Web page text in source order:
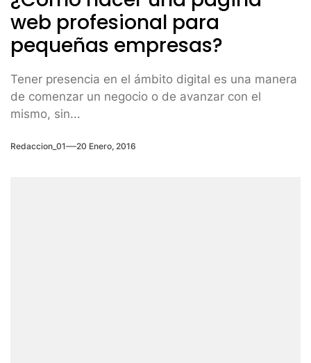
web profesional para
pequeñas empresas?
Tener presencia en el ámbito digital es una manera
de comenzar un negocio o de avanzar con el
mismo, sin...
Redaccion_01 20 Enero, 2016